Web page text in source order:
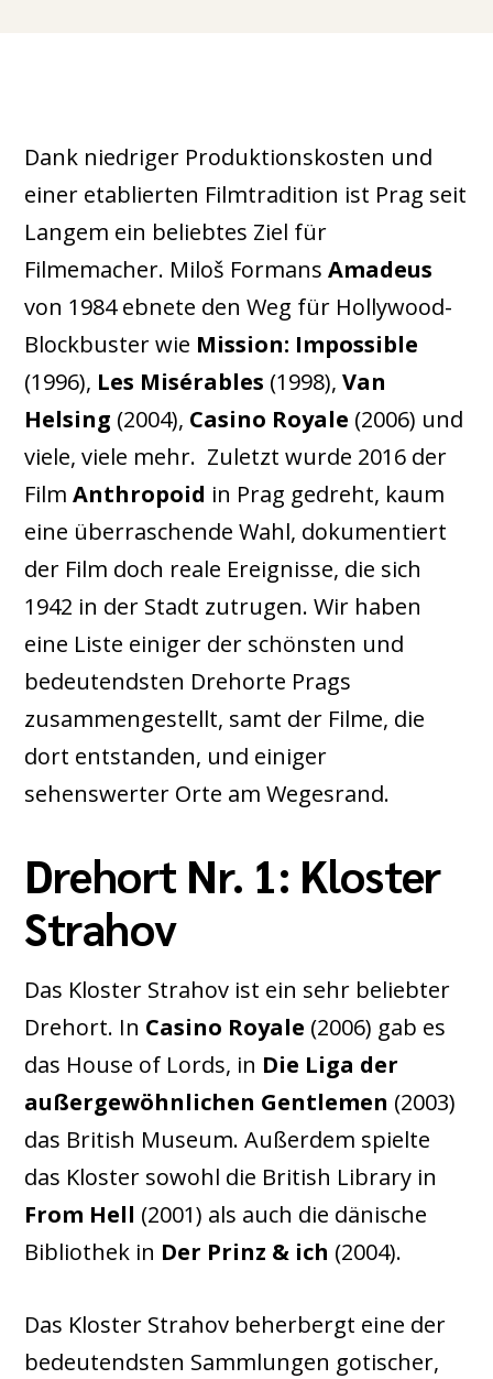
Dank niedriger Produktionskosten und
einer etablierten Filmtradition ist Prag seit
Langem ein beliebtes Ziel für
Filmemacher. Miloš FormansAmadeus
von 1984 ebnete den Weg für Hollywood-
Blockbuster wie Mission: Impossible
(1996), Les Misérables (1998),Van
Helsing (2004), Casino Royale (2006) und
viele, viele mehr. Zuletzt wurde 2016 der
FilmAnthropoid in Prag gedreht, kaum
eine überraschende Wahl, dokumentiert
der Film doch reale Ereignisse, die sich
1942 in der Stadt zutrugen. Wir haben
eine Liste einiger der schönsten und
bedeutendsten Drehorte Prags
zusammengestellt, samt der Filme, die
dort entstanden, und einiger
sehenswerter Orte am Wegesrand.
Drehort Nr. 1: Kloster
Strahov
Das Kloster Strahov ist ein sehr beliebter
Drehort. In Casino Royale (2006) gab es
das House of Lords, in Die Liga der
außergewöhnlichen Gentlemen (2003)
das British Museum. Außerdem spielte
das Kloster sowohl die British Library in
From Hell (2001) als auch die dänische
Bibliothek in Der Prinz & ich (2004).
Das Kloster Strahov beherbergt eine der
bedeutendsten Sammlungen gotischer,